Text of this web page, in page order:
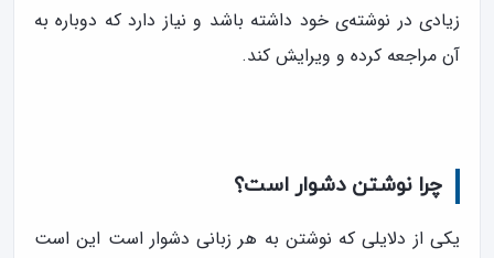
زیادی در نوشته‌ی خود داشته باشد و نیاز دارد که دوباره به
آن مراجعه کرده و ویرایش کند.
چرا نوشتن دشوار است؟
یکی از دلایلی که نوشتن به هر زبانی دشوار است این است